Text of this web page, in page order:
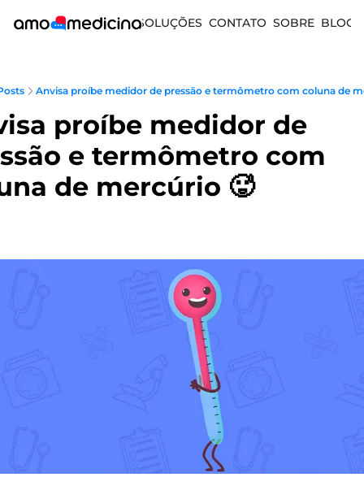
SOLUÇÕES CONTATO SOBRE BLOG
Anvisa proíbe medidor de pressão e termômetro com coluna de
proíbe medidor de
e termômetro com
de mercúrio 🥵